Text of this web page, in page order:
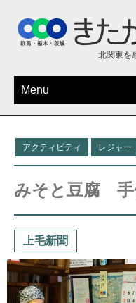
北関東を
Menu
アクティビティ レジャー
みそと豆腐
上毛新聞